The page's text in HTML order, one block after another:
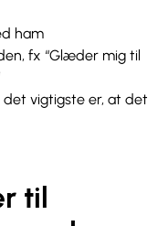
ham
fx “Glæder mig til
vigtigste er, at det
til